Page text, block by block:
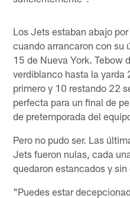
Los Jets estaban abajo
cuando arrancaron con su
15 de Nueva York. Tebow
verdiblanco hasta la yarda
primero y 10 restando 22
perfecta para un final de
de pretemporada del
Pero no pudo ser. Las
Jets fueron nulas, cada
quedaron estancados y sin
"Puedes estar